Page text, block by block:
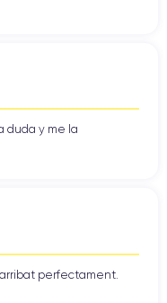
duda y me la
perfectament.